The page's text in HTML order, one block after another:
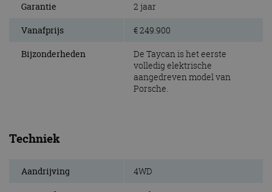
Garantie 2 jaar
Vanafprijs € 249.900
Bijzonderheden
De Taycan is het eerste
volledig elektrische
aangedreven model van
Porsche.
Techniek
Aandrijving 4WD